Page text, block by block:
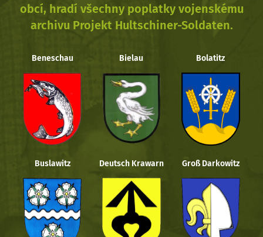
obcí, hradí všechny poplatky vojenskému
archivu Projekt Hultschiner-Soldaten.
Beneschau Bielau Bolatitz
Buslawitz Deutsch Krawarn Groß Darkowitz